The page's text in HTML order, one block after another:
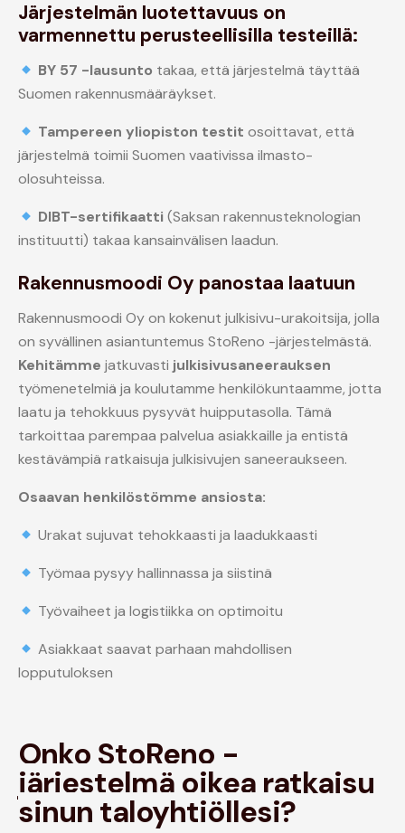
Järjestelmän luotettavuus on
varmennettu perusteellisilla testeillä:
BY 57 -lausunto takaa, että järjestelmä täyttää
Suomen rakennusmääräykset.
Tampereen yliopiston testit osoittavat, että
järjestelmä toimii Suomen vaativissa ilmasto-
olosuhteissa.
DIBT-sertifikaatti(Saksan rakennusteknologian
instituutti) takaa kansainvälisen laadun.
Rakennusmoodi Oy panostaa laatuun
Rakennusmoodi Oy on kokenut julkisivu-urakoitsija, jolla
on syvällinen asiantuntemus StoReno -järjestelmästä.
Kehitämme jatkuvasti julkisivusaneerauksen
työmenetelmiä ja koulutamme henkilökuntaamme, jotta
laatu ja tehokkuus pysyvät huipputasolla. Tämä
tarkoittaa parempaa palvelua asiakkaille ja entistä
kestävämpiä ratkaisuja julkisivujen saneeraukseen.
Osaavan henkilöstömme ansiosta:
Urakat sujuvat tehokkaasti ja laadukkaasti
Työmaa pysyy hallinnassa ja siistinä
Työvaiheet ja logistiikka on optimoitu
Asiakkaat saavat parhaan mahdollisen
lopputuloksen
Onko StoReno -
järjestelmä oikea ratkaisu
sinun taloyhtiöllesi?